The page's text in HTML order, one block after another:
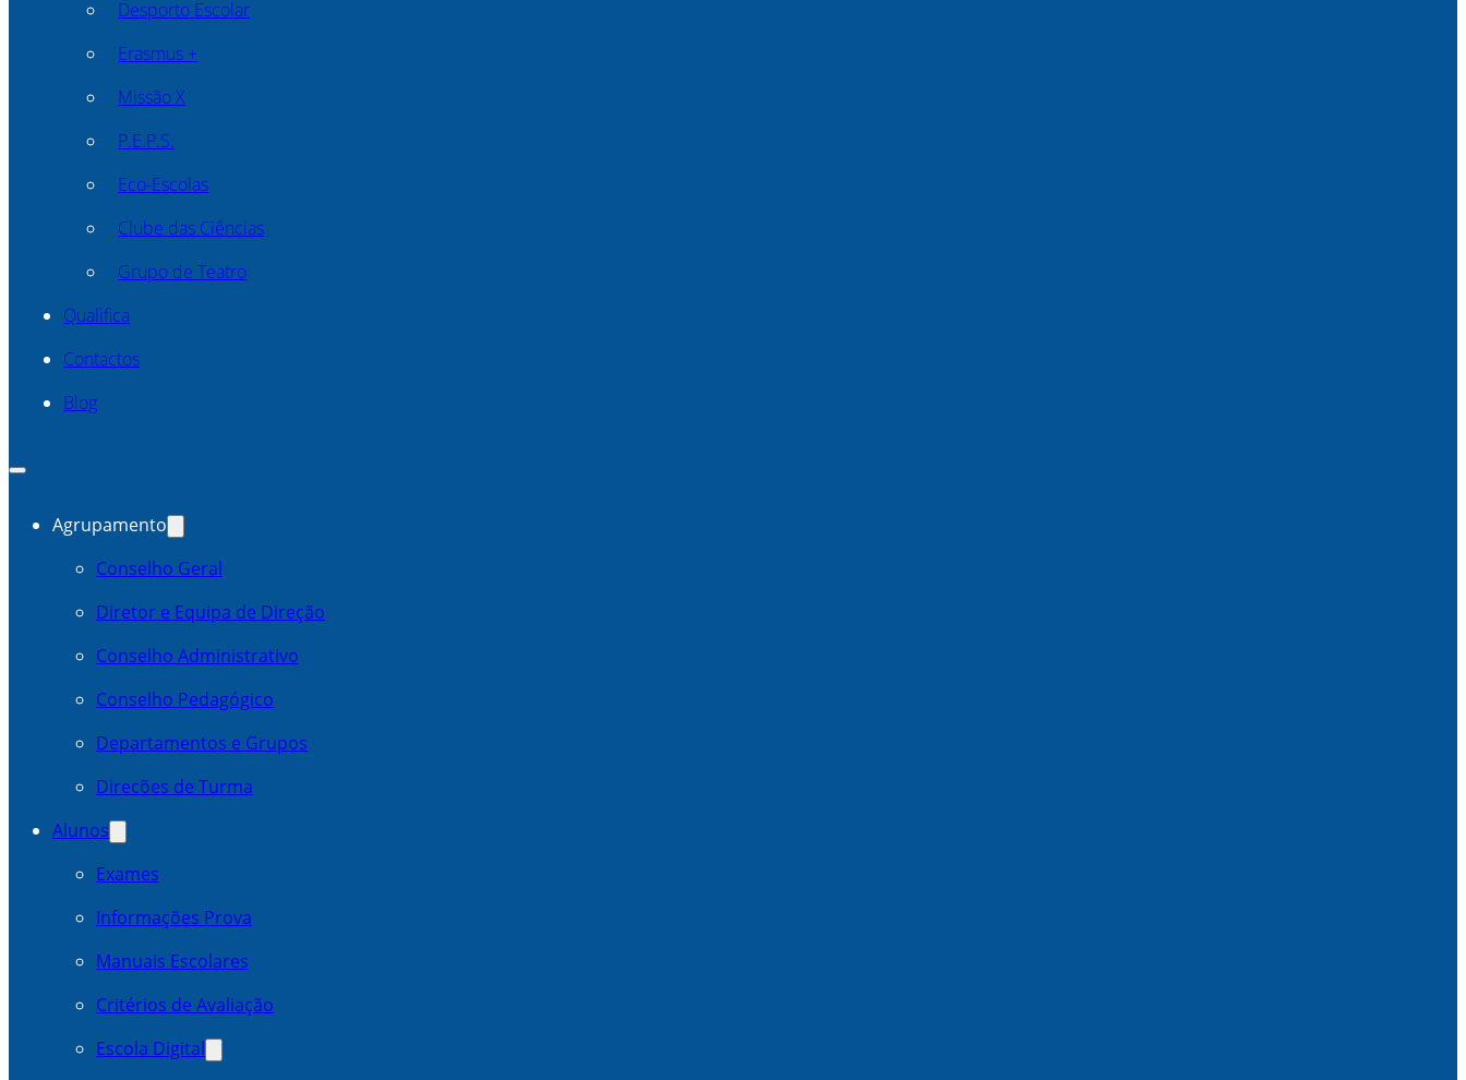
Desporto Escolar
Erasmus +
Missão X
P.E.P.S.
Eco-Escolas
Clube das Ciências
Grupo de Teatro
Qualifica
Contactos
Blog
Agrupamento
Conselho Geral
Diretor e Equipa de Direção
Conselho Administrativo
Conselho Pedagógico
Departamentos e Grupos
Direcões de Turma
Alunos
Exames
Informações Prova
Manuais Escolares
Critérios de Avaliação
Escola Digital